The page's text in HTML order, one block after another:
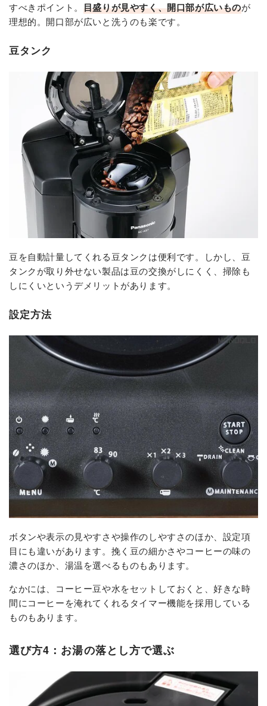
すべきポイント。 目盛りが見やすく、開口部が広いものが
理想的。開口部が広いと洗うのも楽です。
豆タンク
豆を自動計量してくれる豆タンクは便利です。しかし、豆
タンクが取り外せない製品は豆の交換がしにくく、掃除も
しにくいというデメリットがあります。
設定方法
ボタンや表示の見やすさや操作のしやすさのほか、設定項
目にも違いがあります。挽く豆の細かさやコーヒーの味の
濃さのほか、湯温を選べるものもあります。
なかには、コーヒー豆や水をセットしておくと、好きな時
間にコーヒーを淹れてくれるタイマー機能を採用している
ものもあります。
選び方4：お湯の落とし方で選ぶ